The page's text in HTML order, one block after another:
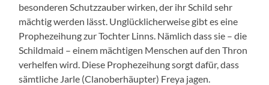
besonderen Schutzzauber wirken, der ihr Schild sehr
mächtig werden lässt. Unglücklicherweise gibt es eine
Prophezeihung zur Tochter Linns. Nämlich dass sie – die
Schildmaid – einem mächtigen Menschen auf den Thron
verhelfen wird. Diese Prophezeihung sorgt dafür, dass
sämtliche Jarle (Clanoberhäupter) Freya jagen.